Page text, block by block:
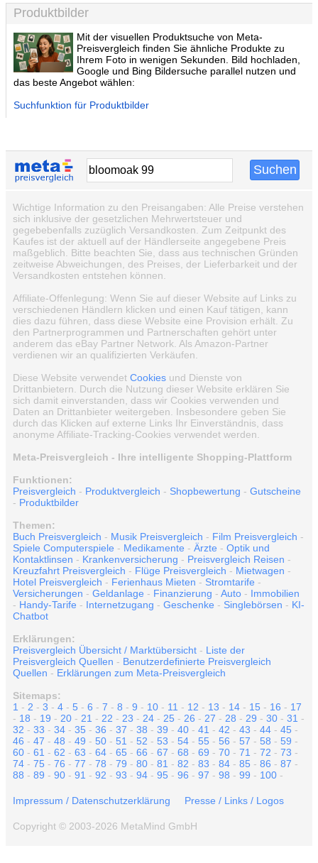
Produktbilder
Mit der visuellen Produktsuche von Meta-
Preisvergleich finden Sie ähnliche Produkte zu
Ihrem Foto in wenigen Sekunden. Bild hochladen,
Google und Bing Bildersuche parallel nutzen und
das beste Angebot wählen:
Suchfunktion für Produktbilder
Wichtige Information zu den Preisangaben: Alle Preise verstehen
sich inklusive der gesetzlichen Mehrwertsteuer und
gegebebenfalls zuzüglich Versandkosten. Zum Zeitpunkt des
Kaufes ist der aktuell auf der Händlerseite angegebene Preis
maßgeblich. Bitte beachten Sie, dass aus technischen Gründen
zeitweise Abweichungen, des Preises, der Lieferbarkeit und der
Versandkosten entstehen können.
Affiliate-Offenlegung: Wenn Sie auf dieser Website auf Links zu
verschiedenen Händlern klicken und einen Kauf tätigen, kann
dies dazu führen, dass diese Website eine Provision erhält. Zu
den Partnerprogrammen und Partnerschaften gehört unter
anderem das eBay Partner Network. Als Amazon-Partner
verdienen wir an qualifizierten Verkäufen.
Diese Website verwendet Cookies und Dienste von
Drittanbietern. Durch die Nutzung dieser Website erklären Sie
sich damit einverstanden, dass wir Cookies verwenden und
Daten an Drittanbieter weitergeben. Insbesondere geben Sie
durch das Klicken auf externe Links Ihr Einverständnis, dass
anonyme Affiliate-Tracking-Cookies verwendet werden.
Meta-Preisvergleich - Ihre intelligente Shopping-Plattform
Funktionen:
Preisvergleich - Produktvergleich - Shopbewertung - Gutscheine
- Produktbilder
Themen:
Buch Preisvergleich - Musik Preisvergleich - Film Preisvergleich -
Spiele Computerspiele - Medikamente - Ärzte - Optik und
Kontaktlinsen - Krankenversicherung - Preisvergleich Reisen -
Kreuzfahrt Preisvergleich - Flüge Preisvergleich - Mietwagen -
Hotel Preisvergleich - Ferienhaus Mieten - Stromtarife -
Versicherungen - Geldanlage - Finanzierung - Auto - Immobilien
- Handy-Tarife - Internetzugang - Geschenke - Singlebörsen - KI-
Chatbot
Erklärungen:
Preisvergleich Übersicht / Marktübersicht - Liste der
Preisvergleich Quellen - Benutzerdefinierte Preisvergleich
Quellen - Erklärungen zum Meta-Preisvergleich
Sitemaps:
1 - 2 - 3 - 4 - 5 - 6 - 7 - 8 - 9 - 10 - 11 - 12 - 13 - 14 - 15 - 16 - 17
- 18 - 19 - 20 - 21 - 22 - 23 - 24 - 25 - 26 - 27 - 28 - 29 - 30 - 31 -
32 - 33 - 34 - 35 - 36 - 37 - 38 - 39 - 40 - 41 - 42 - 43 - 44 - 45 -
46 - 47 - 48 - 49 - 50 - 51 - 52 - 53 - 54 - 55 - 56 - 57 - 58 - 59 -
60 - 61 - 62 - 63 - 64 - 65 - 66 - 67 - 68 - 69 - 70 - 71 - 72 - 73 -
74 - 75 - 76 - 77 - 78 - 79 - 80 - 81 - 82 - 83 - 84 - 85 - 86 - 87 -
88 - 89 - 90 - 91 - 92 - 93 - 94 - 95 - 96 - 97 - 98 - 99 - 100 -
Impressum / Datenschutzerklärung Presse / Links / Logos
Copyright © 2003-2026 MetaMind GmbH